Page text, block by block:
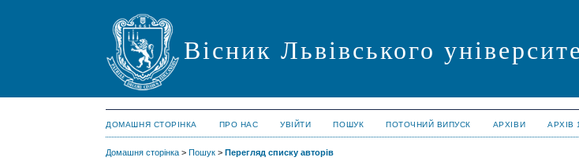
Вісник Львівського
ДОМАШНЯ СТОРІНКА ПРО НАС УВІЙТИ ПОШУК ПОТОЧНИЙ ВИПУСК АРХІВИ АРХІВ
Домашня сторінка >Пошук >Перегляд списку авторів